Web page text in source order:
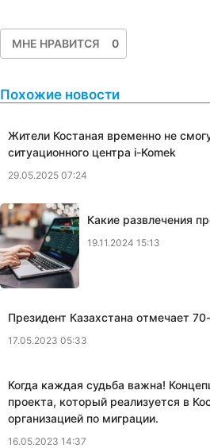
МНЕ НРАВИТСЯ 0
Похожие новости
Жители Костаная временно не
ситуационного центра i-Komek
29.05.2025 07:24
Какие развлечения
19.11.2024 15:13
Президент Казахстана отмечает
17.05.2023 05:33
Когда каждая судьба важна!
проекта, который реализуется в
организацией по миграции.
16.05.2023 14:37